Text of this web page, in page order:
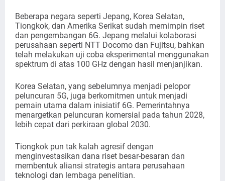
Beberapa negara seperti Jepang, Korea Selatan,
Tiongkok, dan Amerika Serikat sudah memimpin riset
dan pengembangan 6G. Jepang melalui kolaborasi
perusahaan seperti NTT Docomo dan Fujitsu, bahkan
telah melakukan uji coba eksperimental menggunakan
spektrum di atas 100 GHz dengan hasil menjanjikan.
Korea Selatan, yang sebelumnya menjadi pelopor
peluncuran 5G, juga berkomitmen untuk menjadi
pemain utama dalam inisiatif 6G. Pemerintahnya
menargetkan peluncuran komersial pada tahun 2028,
lebih cepat dari perkiraan global 2030.
Tiongkok pun tak kalah agresif dengan
menginvestasikan dana riset besar-besaran dan
membentuk aliansi strategis antara perusahaan
teknologi dan lembaga penelitian.